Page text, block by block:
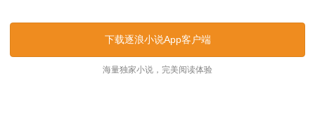
逐浪小说_逐浪网
下载逐浪小说App客户端
海量独家小说，完美阅读体验